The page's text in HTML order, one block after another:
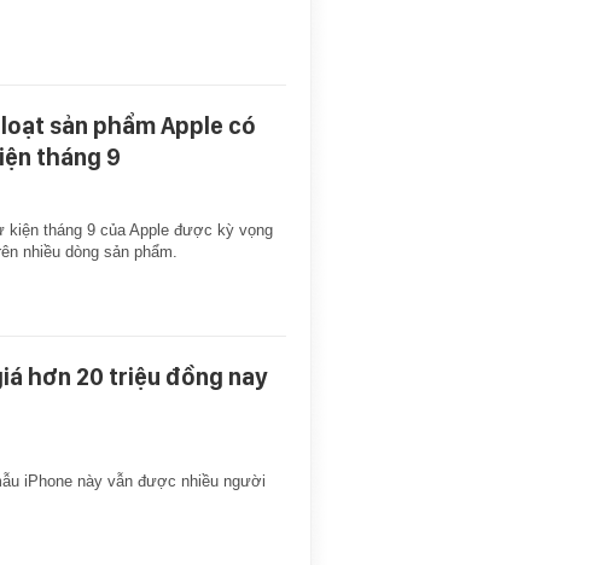
sản phẩm Apple có
tháng 9
kiện tháng 9 của Apple được kỳ vọng
nhiều dòng sản phẩm.
hơn 20 triệu đồng nay
iPhone này vẫn được nhiều người